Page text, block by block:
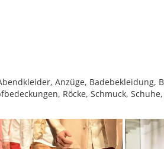
Anzüge, Badebekleidung,
Röcke, Schmuck,